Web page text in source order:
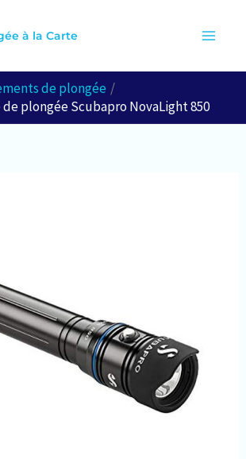
à la Carte
de plongée
plongée Scubapro NovaLight 850